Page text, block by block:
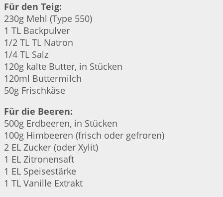
Für den Teig:
230g Mehl (Type 550)
1 TL Backpulver
1/2 TL TL Natron
1/4 TL Salz
120g kalte Butter, in Stücken
120ml Buttermilch
50g Frischkäse
Für die Beeren:
500g Erdbeeren, in Stücken
100g Himbeeren (frisch oder gefroren)
2 EL Zucker (oder Xylit)
1 EL Zitronensaft
1 EL Speisestärke
1 TL Vanille Extrakt